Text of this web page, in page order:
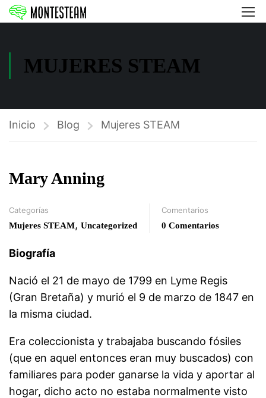
MUJERES STEAM
Inicio Blog Mujeres STEAM
Mary Anning
Categorías
Mujeres STEAM, Uncategorized
Comentarios
0 Comentarios
Biografía
Nació el 21 de mayo de 1799 en Lyme Regis
(Gran Bretaña) y murió el 9 de marzo de 1847 en
la misma ciudad.
Era coleccionista y trabajaba buscando fósiles
(que en aquel entonces eran muy buscados) con
familiares para poder ganarse la vida y aportar al
hogar, dicho acto no estaba normalmente visto